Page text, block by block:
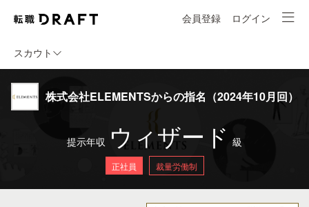
会員登録 ログイン
スカウト
株式会社ELEMENTSからの指名（2024年10月回）
提示年収 ウィザード 級
正社員 裁量労働制